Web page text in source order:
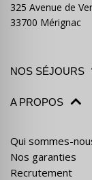
325 Avenue de
33700 Mérignac
NOS SÉJOURS
A PROPOS
Qui sommes-
Nos garanties
Recrutement